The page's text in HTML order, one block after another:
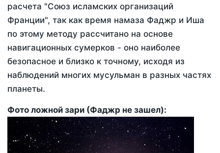
расчета "Союз исламских организаций
Франции", так как время намаза Фаджр и Иша
по этому методу рассчитано на основе
навигационных сумерков - оно наиболее
безопасное и близко к точному, исходя из
наблюдений многих мусульман в разных частях
планеты.
Фото ложной зари (Фаджр не зашел):